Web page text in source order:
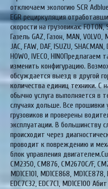
отключаем экологию SCR
EGR рециркуляция
скорости на грузовиках:
Газель GAZ, Газон, MAN,
JAC, FAW, DAF, ISUZU, SHACMAN,
HOWO, IVECO,
изменить конфигурацию.
обсуждается выезд в другой
количества единиц техники. С
обычно услуга выполняется в
случаях дольше. Все прошивки
грузовиков и проверены
эксплуатации. В большинству
происходит через
проводит к повреждению и
блок управления
CM2350, CM876, CM2670C/F,
MD1CE101, MD1CE868,
EDC7C32, EDC7C1, MD1CE100